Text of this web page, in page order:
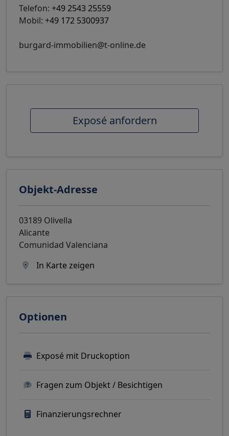
Telefon: +49 2543 25559
Mobil: +49 172 5300937
burgard-immobilien@t-online.de
Exposé anfordern
Objekt-Adresse
03189 Olivella
Alicante
Comunidad Valenciana
In Karte zeigen
Optionen
Exposé mit Druckoption
Fragen zum Objekt / Besichtigen
Finanzierungsrechner